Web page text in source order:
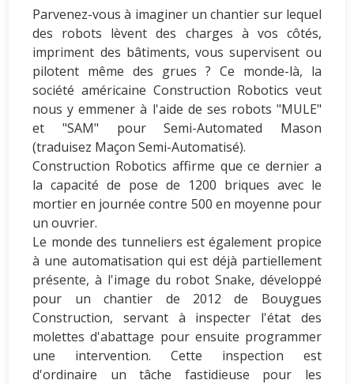
Parvenez-vous à imaginer un chantier sur lequel
des robots lèvent des charges à vos côtés,
impriment des bâtiments, vous supervisent ou
pilotent même des grues ? Ce monde-là, la
société américaine Construction Robotics veut
nous y emmener à l'aide de ses robots "MULE"
et "SAM" pour Semi-Automated Mason
(traduisez Maçon Semi-Automatisé).
Construction Robotics affirme que ce dernier a
la capacité de pose de 1200 briques avec le
mortier en journée contre 500 en moyenne pour
un ouvrier.
Le monde des tunneliers est également propice
à une automatisation qui est déjà partiellement
présente, à l'image du robot Snake, développé
pour un chantier de 2012 de Bouygues
Construction, servant à inspecter l'état des
molettes d'abattage pour ensuite programmer
une intervention. Cette inspection est
d'ordinaire un tâche fastidieuse pour les